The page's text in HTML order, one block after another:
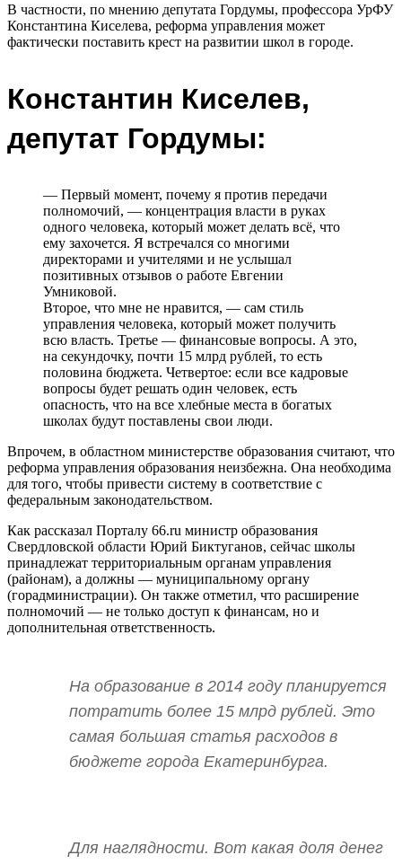
В частности, по мнению депутата Гордумы, профессора УрФУ
Константина Киселева, реформа управления может
фактически поставить крест на развитии школ в городе.
Константин Киселев,
депутат Гордумы:
— Первый момент, почему я против передачи
полномочий, — концентрация власти в руках
одного человека, который может делать всё, что
ему захочется. Я встречался со многими
директорами и учителями и не услышал
позитивных отзывов о работе Евгении
Умниковой.
Второе, что мне не нравится, — сам стиль
управления человека, который может получить
всю власть. Третье — финансовые вопросы. А это,
на секундочку, почти 15 млрд рублей, то есть
половина бюджета. Четвертое: если все кадровые
вопросы будет решать один человек, есть
опасность, что на все хлебные места в богатых
школах будут поставлены свои люди.
Впрочем, в областном министерстве образования считают, что
реформа управления образования неизбежна. Она необходима
для того, чтобы привести систему в соответствие с
федеральным законодательством.
Как рассказал Порталу 66.ru министр образования
Свердловской области Юрий Биктуганов, сейчас школы
принадлежат территориальным органам управления
(районам), а должны — муниципальному органу
(горадминистрации). Он также отметил, что расширение
полномочий — не только доступ к финансам, но и
дополнительная ответственность.
На образование в 2014 году планируется
потратить более 15 млрд рублей. Это
самая большая статья расходов в
бюджете города Екатеринбурга.
Для наглядности. Вот какая доля денег